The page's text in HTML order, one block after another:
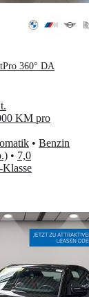
360° DA
KM pro
• Benzin
• 7,0
Klasse